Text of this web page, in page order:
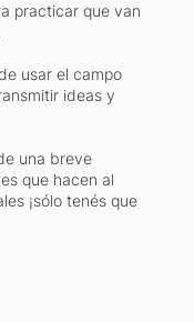
practicar que van
usar el campo
ideas y
una breve
que hacen al
¡sólo tenés que